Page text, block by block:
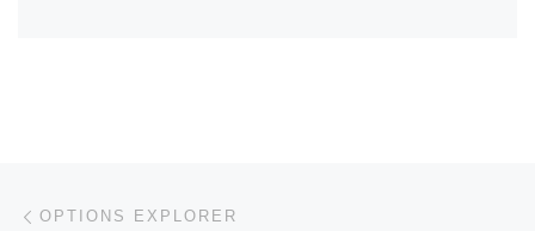
文章导航
OPTIONS EXPLORER